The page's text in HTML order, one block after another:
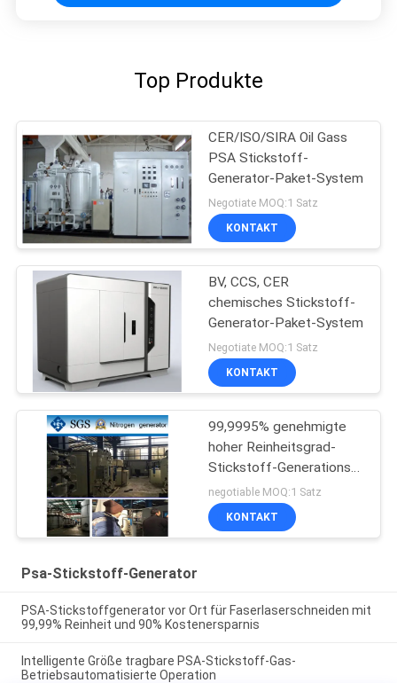
Top Produkte
CER/ISO/SIRA Oil Gass
PSA Stickstoff-
Generator-Paket-System
Negotiate MOQ:1 Satz
KONTAKT
BV, CCS, CER
chemisches Stickstoff-
Generator-Paket-System
Negotiate MOQ:1 Satz
KONTAKT
99,9995% genehmigte
hoher Reinheitsgrad-
Stickstoff-Generations-
Einheit mit SGS/CCS
negotiable MOQ:1 Satz
KONTAKT
Psa-Stickstoff-Generator
PSA-Stickstoffgenerator vor Ort für Faserlaserschneiden mit
99,99% Reinheit und 90% Kostenersparnis
Intelligente Größe tragbare PSA-Stickstoff-Gas-
Betriebsautomatisierte Operation